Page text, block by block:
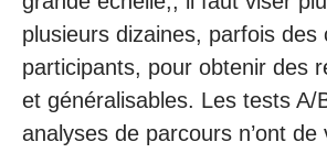
plusieurs dizaines, parfois des
participants, pour obtenir des
et généralisables. Les tests A/
analyses de parcours n’ont de